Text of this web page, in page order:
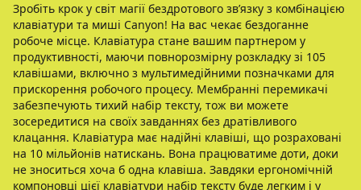
Зробіть крок у світ магії бездротового зв’язку з комбінацією
клавіатури та миші Canyon! На вас чекає бездоганне
робоче місце. Клавіатура стане вашим партнером у
продуктивності, маючи повнорозмірну розкладку зі 105
клавішами, включно з мультимедійними позначками для
прискорення робочого процесу. Мембранні перемикачі
забезпечують тихий набір тексту, тож ви можете
зосередитися на своїх завданнях без дратівливого
клацання. Клавіатура має надійні клавіші, що розраховані
на 10 мільйонів натискань. Вона працюватиме доти, доки
не зноситься хоча б одна клавіша. Завдяки ергономічній
компоновці цієї клавіатури набір тексту буде легким і у